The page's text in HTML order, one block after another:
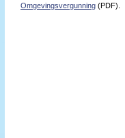
Omgevingsvergunning (PDF).